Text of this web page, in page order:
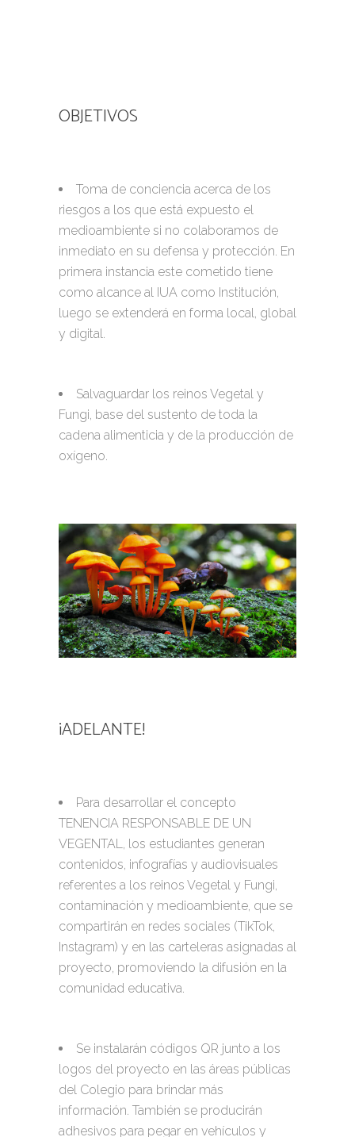
OBJETIVOS
Toma de conciencia acerca de los
riesgos a los que está expuesto el
medioambiente si no colaboramos de
inmediato en su defensa y protección. En
primera instancia este cometido tiene
como alcance al IUA como Institución,
luego se extenderá en forma local, global
y digital.
Salvaguardar los reinos Vegetal y
Fungi, base del sustento de toda la
cadena alimenticia y de la producción de
oxígeno.
¡ADELANTE!
Para desarrollar el concepto
TENENCIA RESPONSABLE DE UN
VEGENTAL, los estudiantes generan
contenidos, infografías y audiovisuales
referentes a los reinos Vegetal y Fungi,
contaminación y medioambiente, que se
compartirán en redes sociales (TikTok,
Instagram) y en las carteleras asignadas al
proyecto, promoviendo la difusión en la
comunidad educativa.
Se instalarán códigos QR junto a los
logos del proyecto en las áreas públicas
del Colegio para brindar más
información. También se producirán
adhesivos para pegar en vehículos y